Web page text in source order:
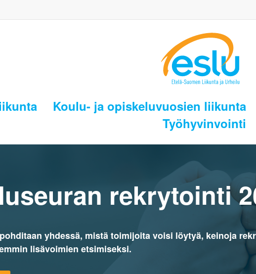
Koulu- ja opiskeluvuosien liikunta
Työhyvinvointi
rekrytointi
yhdessä, mistä toimijoita voisi löytyä, keinoja
lisävoimien etsimiseksi.